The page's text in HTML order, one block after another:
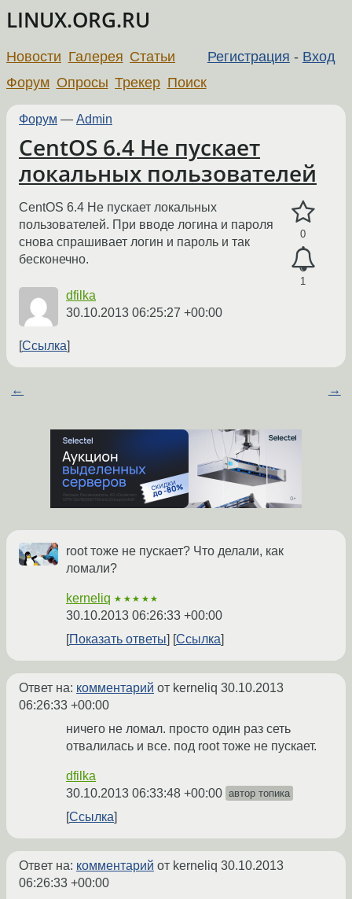
LINUX.ORG.RU
Регистрация - Вход
Новости Галерея Статьи
Форум Опросы Трекер Поиск
Форум — Admin
CentOS 6.4 Не пускает
локальных пользователей
0
1
CentOS 6.4 Не пускает локальных
пользователей. При вводе логина и пароля
снова спрашивает логин и пароль и так
бесконечно.
dfilka
30.10.2013 06:25:27 +00:00
Ссылка
← →
root тоже не пускает? Что делали, как
ломали?
kerneliq ★★★★★
30.10.2013 06:26:33 +00:00
Показать ответы
Ссылка
Ответ на: комментарий от kerneliq 30.10.2013
06:26:33 +00:00
ничего не ломал. просто один раз сеть
отвалилась и все. под root тоже не пускает.
dfilka
30.10.2013 06:33:48 +00:00 автор топика
Ссылка
Ответ на: комментарий от kerneliq 30.10.2013
06:26:33 +00:00